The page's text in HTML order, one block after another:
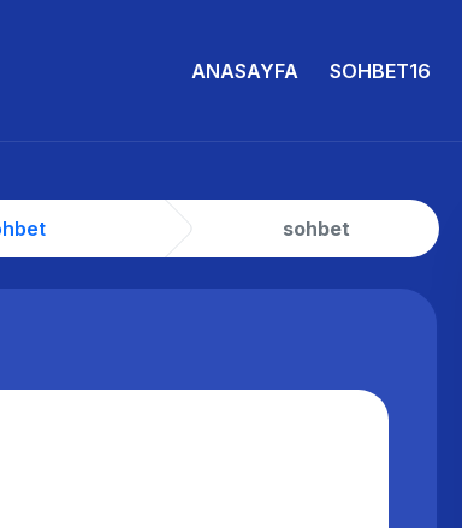
ANASAYFA SOHBET16
sohbet